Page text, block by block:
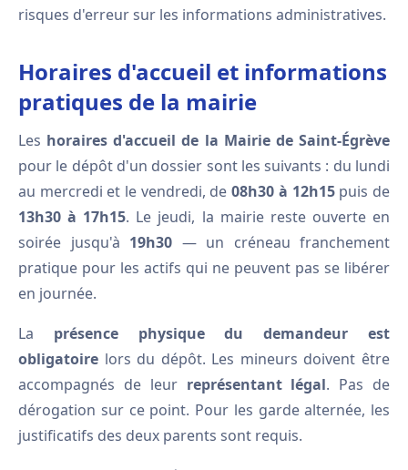
risques d'erreur sur les informations administratives.
Horaires d'accueil et informations
pratiques de la mairie
Les horaires d'accueil de la Mairie de Saint-Égrève
pour le dépôt d'un dossier sont les suivants : du lundi
au mercredi et le vendredi, de08h30 à 12h15puis de
13h30 à 17h15. Le jeudi, la mairie reste ouverte en
soirée jusqu'à 19h30 — un créneau franchement
pratique pour les actifs qui ne peuvent pas se libérer
en journée.
La présence physique du demandeur est
obligatoire lors du dépôt. Les mineurs doivent être
accompagnés de leur représentant légal. Pas de
dérogation sur ce point. Pour les garde alternée, les
justificatifs des deux parents sont requis.